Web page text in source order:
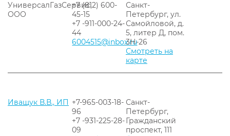
УниверсалГазСервис,
ООО
+7 (812) 600-
45-15
+7 -911-000-24-
44
6004515@inbox.ru
Санкт-
Петербург, ул.
Самойловой, д.
5, литер Д, пом.
3Н-26
Смотреть на
карте
Иващук В.В., ИП +7-965-003-18-
96
+7 -931-225-28-
09
Санкт-
Петербург,
Гражданский
проспект, 111